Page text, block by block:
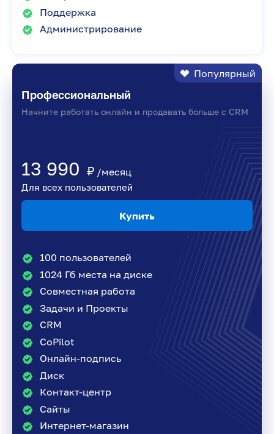
Поддержка
Администрирование
Популярный
Профессиональный
Начните работать онлайн и продавать больше с CRM
13 990 ₽ /месяц
Для всех пользователей
Купить
100 пользователей
1024 Гб места на диске
Совместная работа
Задачи и Проекты
CRM
CoPilot
Онлайн-подпись
Диск
Контакт-центр
Сайты
Интернет-магазин